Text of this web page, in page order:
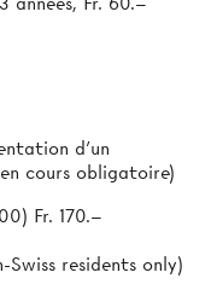
d’un
cours obligatoire)
Fr. 170.–
residents only)